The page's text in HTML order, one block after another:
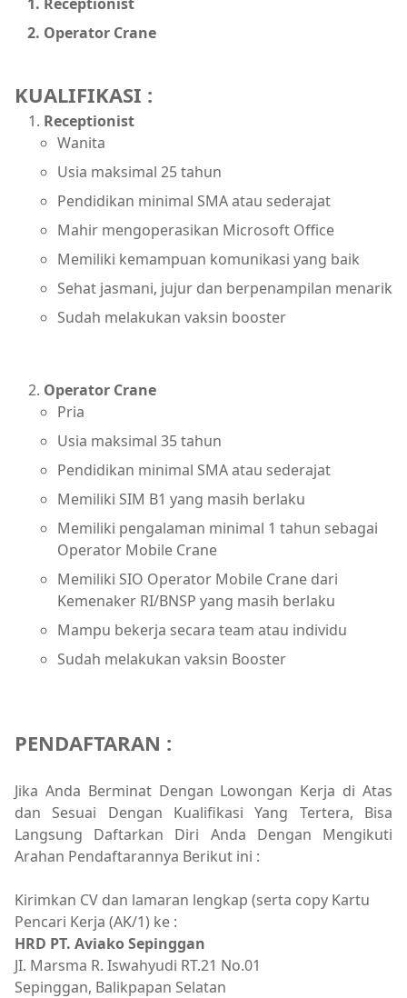
Operator Crane
KUALIFIKASI :
Receptionist
Wanita
Usia maksimal 25 tahun
Pendidikan minimal SMA atau sederajat
Mahir mengoperasikan Microsoft Office
Memiliki kemampuan komunikasi yang baik
Sehat jasmani, jujur dan berpenampilan menarik
Sudah melakukan vaksin booster
Operator Crane
Pria
Usia maksimal 35 tahun
Pendidikan minimal SMA atau sederajat
Memiliki SIM B1 yang masih berlaku
Memiliki pengalaman minimal 1 tahun sebagai
Operator Mobile Crane
Memiliki SIO Operator Mobile Crane dari
Kemenaker RI/BNSP yang masih berlaku
Mampu bekerja secara team atau individu
Sudah melakukan vaksin Booster
PENDAFTARAN :
Jika Anda Berminat Dengan Lowongan Kerja di Atas
dan Sesuai Dengan Kualifikasi Yang Tertera, Bisa
Langsung Daftarkan Diri Anda Dengan Mengikuti
Arahan Pendaftarannya Berikut ini :
Kirimkan CV dan lamaran lengkap (serta copy Kartu
Pencari Kerja (AK/1) ke :
HRD PT. Aviako Sepinggan
JI. Marsma R. Iswahyudi RT.21 No.01
Sepinggan, Balikpapan Selatan